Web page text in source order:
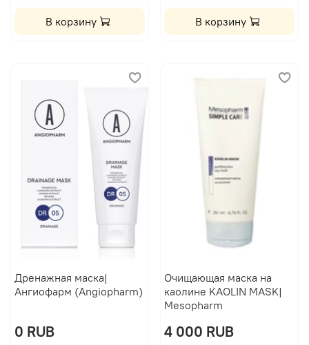
В корзину В корзину
Дренажная маска|
Ангиофарм (Angiopharm)
0 RUB
Очищающая маска на
каолине KAOLIN MASK|
Mesopharm
4 000 RUB